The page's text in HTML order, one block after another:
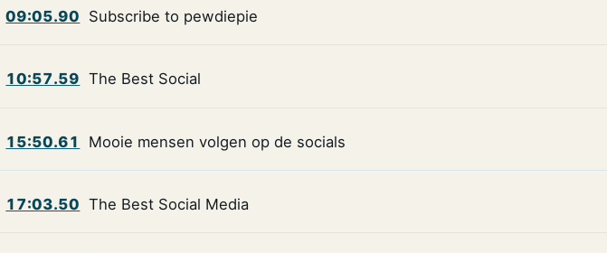
09:05.90 Subscribe to pewdiepie
10:57.59 The Best Social
15:50.61 Mooie mensen volgen op de socials
17:03.50 The Best Social Media